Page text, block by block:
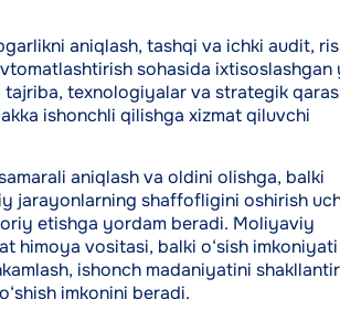
aniqlash, tashqi va ichki audit,
sohasida ixtisoslashgan
tajriba, texnologiyalar va strategik
ishonchli qilishga xizmat qiluvchi
aniqlash va oldini olishga, balki
jarayonlarning shaffofligini oshirish
etishga yordam beradi. Moliyaviy
himoya vositasi, balki o‘sish imkoniyati
ishonch madaniyatini
imkonini beradi.